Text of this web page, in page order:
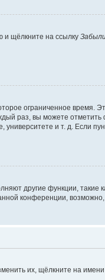
и щёлкните на ссылку
ограниченное время.
раз, вы можете отметить
и т. д. Если
другие функции, такие
конференции,
их, щёлкните на